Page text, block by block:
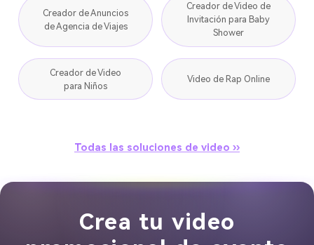
Creador de Anuncios
de Agencia de Viajes
Creador de Video de
Invitación para Baby
Shower
Creador de Video
para Niños
Video de Rap Online
Todas las soluciones de video ››
Crea tu video